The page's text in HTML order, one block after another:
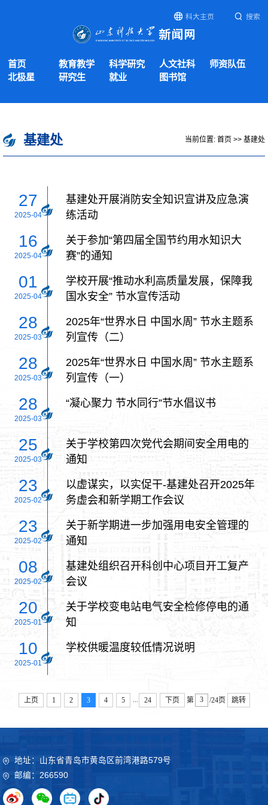
科大主页 搜索
首页 教育教学 科学研究 人文社科
师资队伍
北极星
研究生 就业 图书馆
基建处 当前位置: 首页 >> 基建处
27
2025-04
基建处开展消防安全知识宣讲及应急演
练活动
16
2025-04
关于参加“第四届全国节约用水知识大
赛”的通知
01
2025-04
学校开展“推动水利高质量发展，保障我
国水安全” 节水宣传活动
28
2025-03
2025年“世界水日 中国水周” 节水主题系
列宣传（二）
28
2025-03
2025年“世界水日 中国水周” 节水主题系
列宣传（一）
28
2025-03
“凝心聚力 节水同行”节水倡议书
25
2025-03
关于学校第四次党代会期间安全用电的
通知
23
2025-02
以虚谋实，以实促干-基建处召开2025年
务虚会和新学期工作会议
23
2025-02
关于新学期进一步加强用电安全管理的
通知
08
2025-02
基建处组织召开科创中心项目开工复产
会议
20
2025-01
关于学校变电站电气安全检修停电的通
知
10
2025-01
学校供暖温度较低情况说明
上页 1 2 3 4 5 24 下页 第 /24页 跳转
地址：山东省青岛市黄岛区前湾港路579号
邮编：266590